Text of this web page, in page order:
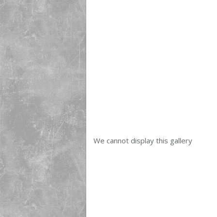
We cannot display this gallery